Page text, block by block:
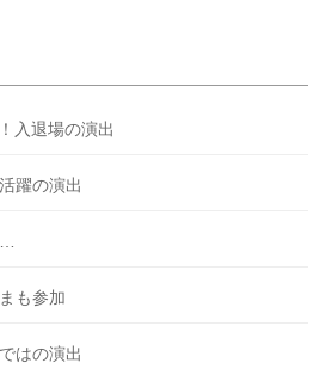
入退場の演出
躍の演出
も参加
はの演出